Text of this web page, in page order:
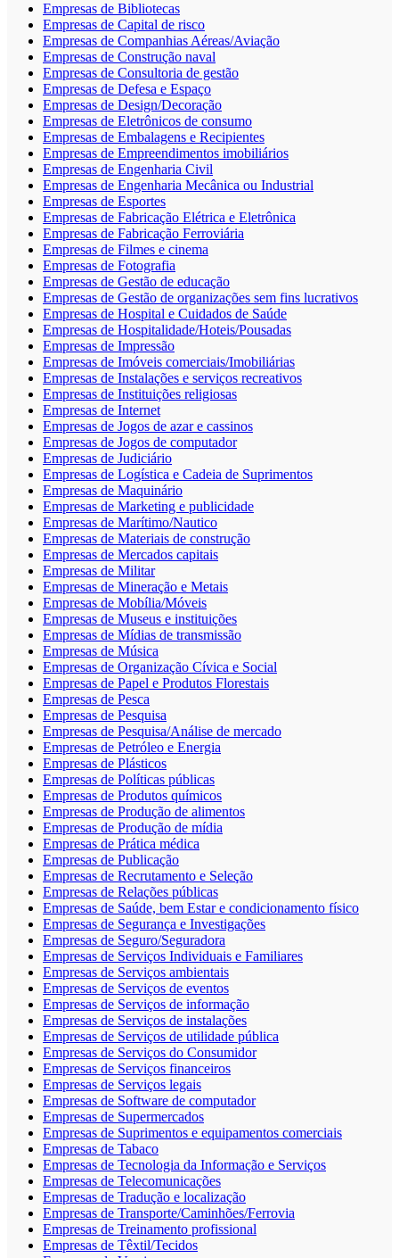
Empresas de Bibliotecas
Empresas de Capital de risco
Empresas de Companhias Aéreas/Aviação
Empresas de Construção naval
Empresas de Consultoria de gestão
Empresas de Defesa e Espaço
Empresas de Design/Decoração
Empresas de Eletrônicos de consumo
Empresas de Embalagens e Recipientes
Empresas de Empreendimentos imobiliários
Empresas de Engenharia Civil
Empresas de Engenharia Mecânica ou Industrial
Empresas de Esportes
Empresas de Fabricação Elétrica e Eletrônica
Empresas de Fabricação Ferroviária
Empresas de Filmes e cinema
Empresas de Fotografia
Empresas de Gestão de educação
Empresas de Gestão de organizações sem fins lucrativos
Empresas de Hospital e Cuidados de Saúde
Empresas de Hospitalidade/Hoteis/Pousadas
Empresas de Impressão
Empresas de Imóveis comerciais/Imobiliárias
Empresas de Instalações e serviços recreativos
Empresas de Instituições religiosas
Empresas de Internet
Empresas de Jogos de azar e cassinos
Empresas de Jogos de computador
Empresas de Judiciário
Empresas de Logística e Cadeia de Suprimentos
Empresas de Maquinário
Empresas de Marketing e publicidade
Empresas de Marítimo/Nautico
Empresas de Materiais de construção
Empresas de Mercados capitais
Empresas de Militar
Empresas de Mineração e Metais
Empresas de Mobília/Móveis
Empresas de Museus e instituições
Empresas de Mídias de transmissão
Empresas de Música
Empresas de Organização Cívica e Social
Empresas de Papel e Produtos Florestais
Empresas de Pesca
Empresas de Pesquisa
Empresas de Pesquisa/Análise de mercado
Empresas de Petróleo e Energia
Empresas de Plásticos
Empresas de Políticas públicas
Empresas de Produtos químicos
Empresas de Produção de alimentos
Empresas de Produção de mídia
Empresas de Prática médica
Empresas de Publicação
Empresas de Recrutamento e Seleção
Empresas de Relações públicas
Empresas de Saúde, bem Estar e condicionamento físico
Empresas de Segurança e Investigações
Empresas de Seguro/Seguradora
Empresas de Serviços Individuais e Familiares
Empresas de Serviços ambientais
Empresas de Serviços de eventos
Empresas de Serviços de informação
Empresas de Serviços de instalações
Empresas de Serviços de utilidade pública
Empresas de Serviços do Consumidor
Empresas de Serviços financeiros
Empresas de Serviços legais
Empresas de Software de computador
Empresas de Supermercados
Empresas de Suprimentos e equipamentos comerciais
Empresas de Tabaco
Empresas de Tecnologia da Informação e Serviços
Empresas de Telecomunicações
Empresas de Tradução e localização
Empresas de Transporte/Caminhões/Ferrovia
Empresas de Treinamento profissional
Empresas de Têxtil/Tecidos